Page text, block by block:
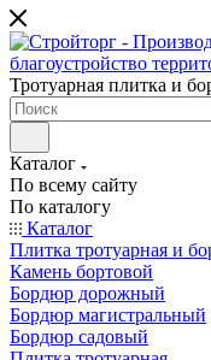
Тротуарная плитка и
Каталог
По всему сайту
По каталогу
Каталог
Плитка тротуарная и
Камень бортовой
Бордюр дорожный
Бордюр магистральный
Бордюр садовый